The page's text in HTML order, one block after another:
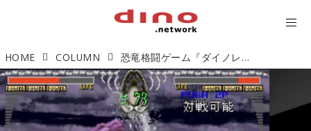
HOME COLUMN 恐竜格闘ゲーム『ダイノレックス』をプレイしてみた！